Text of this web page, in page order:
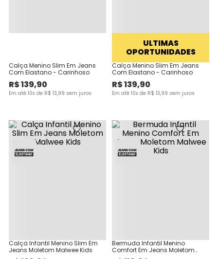
Calça Menino Slim Em Jeans
Com Elastano - Carinhoso
R$139,90
Em até 10x de R$ 13,99 sem juros
ULTIMAS
OPORTUNIDADES
Calça Menino Slim Em Jeans
Com Elastano - Carinhoso
R$139,90
Em até 10x de R$ 13,99 sem juros
Calça Infantil Menino Slim Em
Jeans Moletom Malwee Kids
Bermuda Infantil Menino
Comfort Em Jeans Moletom
Malwee Kids